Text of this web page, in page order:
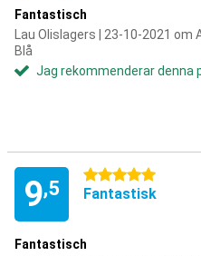
Fantastisch
Lau Olislagers | 23-10-2021 om
Blå
Jag rekommenderar denna
9,5
5 stjärnor
Fantastisk
Fantastisch